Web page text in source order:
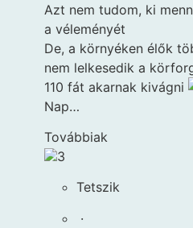
Azt nem tudom, ki
a véleményét
De, a környéken élők
nem lelkesedik a
110 fát akarnak kivágni
Nap…
Továbbiak
3
Tetszik
·